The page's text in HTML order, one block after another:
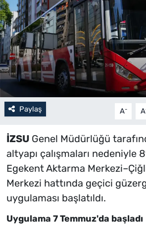
Paylaş A- A
İZSU Genel Müdürlüğü
altyapı çalışmaları nedeniyle
Egekent Aktarma
Merkezi hattında geçici
uygulaması başlatıldı.
Uygulama 7 Temmuz'da başladı